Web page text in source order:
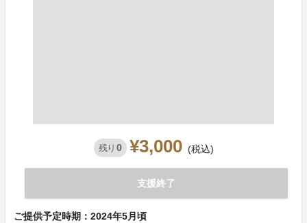
残り 0 ¥3,000 (税込)
支援終了
ご提供予定時期：2024年5月頃